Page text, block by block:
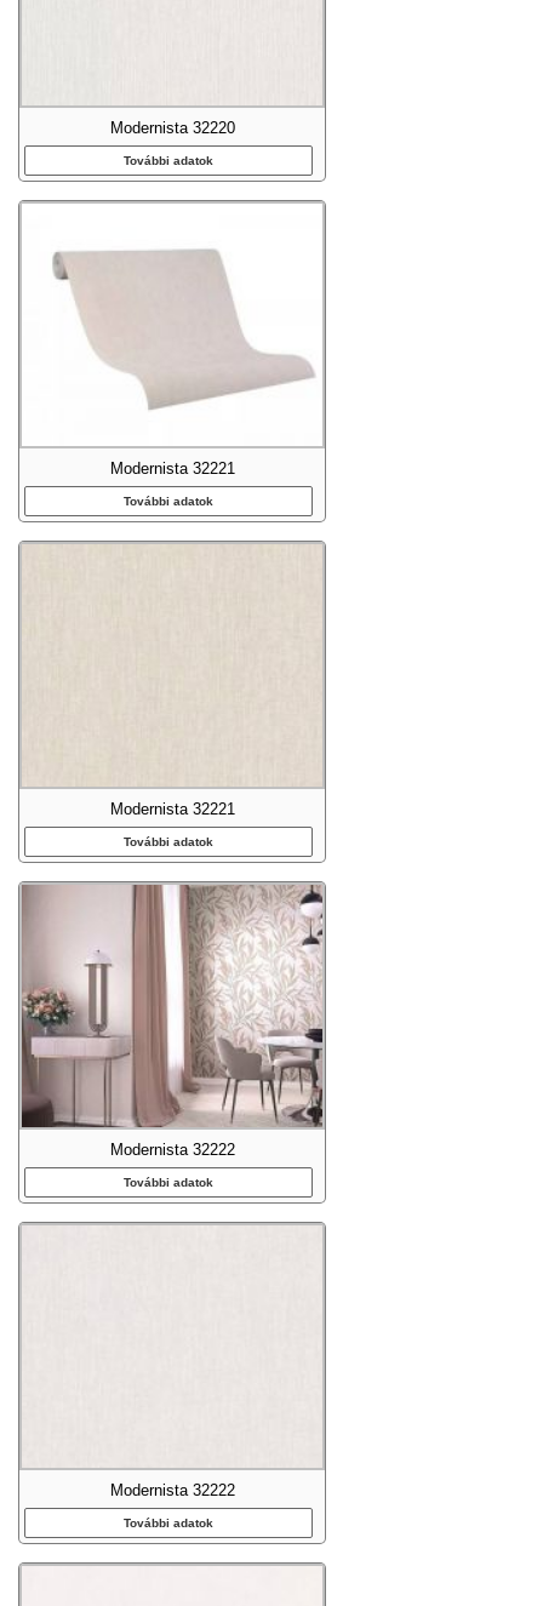
Modernista 32220
További adatok
Modernista 32221
További adatok
Modernista 32221
További adatok
Modernista 32222
További adatok
Modernista 32222
További adatok